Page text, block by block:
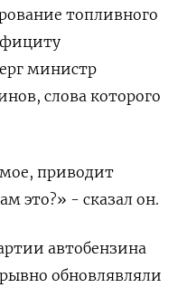
топливного
министр
слова которого
приводит
это?» - сказал он.
автобензина
обновлявляли